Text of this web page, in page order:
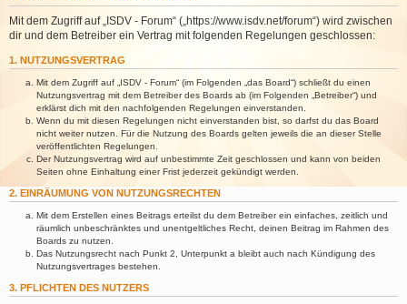
Mit dem Zugriff auf „ISDV - Forum“ („https://www.isdv.net/forum“) wird zwischen
dir und dem Betreiber ein Vertrag mit folgenden Regelungen geschlossen:
1. NUTZUNGSVERTRAG
Mit dem Zugriff auf „ISDV - Forum“ (im Folgenden „das Board“) schließt du einen
Nutzungsvertrag mit dem Betreiber des Boards ab (im Folgenden „Betreiber“) und
erklärst dich mit den nachfolgenden Regelungen einverstanden.
Wenn du mit diesen Regelungen nicht einverstanden bist, so darfst du das Board
nicht weiter nutzen. Für die Nutzung des Boards gelten jeweils die an dieser Stelle
veröffentlichten Regelungen.
Der Nutzungsvertrag wird auf unbestimmte Zeit geschlossen und kann von beiden
Seiten ohne Einhaltung einer Frist jederzeit gekündigt werden.
2. EINRÄUMUNG VON NUTZUNGSRECHTEN
Mit dem Erstellen eines Beitrags erteilst du dem Betreiber ein einfaches, zeitlich und
räumlich unbeschränktes und unentgeltliches Recht, deinen Beitrag im Rahmen des
Boards zu nutzen.
Das Nutzungsrecht nach Punkt 2, Unterpunkt a bleibt auch nach Kündigung des
Nutzungsvertrages bestehen.
3. PFLICHTEN DES NUTZERS